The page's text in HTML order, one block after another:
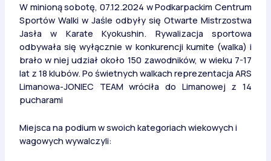
W minioną sobotę, 07.12.2024 w Podkarpackim Centrum
Sportów Walki w Jaśle odbyły się Otwarte Mistrzostwa
Jasła w Karate Kyokushin. Rywalizacja sportowa
odbywała się wyłącznie w konkurencji kumite (walka) i
brało w niej udział około 150 zawodników, w wieku 7-17
lat z 18 klubów. Po świetnych walkach reprezentacja ARS
Limanowa-JONIEC TEAM wróciła do Limanowej z 14
pucharami
Miejsca na podium w swoich kategoriach wiekowych i
wagowych wywalczyli: